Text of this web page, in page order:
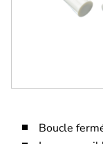
Boucle